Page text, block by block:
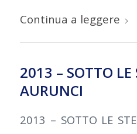
Continua a leggere
2013 – SOTTO LE
AURUNCI
2013 – SOTTO LE